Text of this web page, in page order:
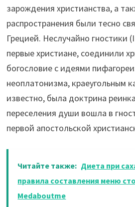
зарождения христианства, а
распространения были тесно
Грецией. Неслучайно гностики
первые христиане, соединили
богословие с идеями
неоплатонизма, краеугольным
известно, была доктрина
переселения души вошла в
первой апостольской
Читайте также: Диета при
правила составления меню
Medaboutme